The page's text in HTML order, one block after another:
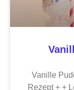
Vanille
Rezept + +